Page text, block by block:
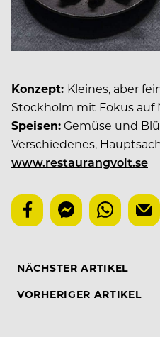
Konzept: Kleines, aber
Stockholm mit Fokus auf
Speisen:Gemüse und
Verschiedenes,
www.restaurangvolt.se
NÄCHSTER ARTIKEL
VORHERIGER ARTIKEL